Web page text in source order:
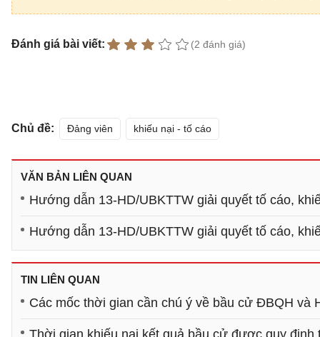
Đánh giá bài viết: (2 đánh giá)
Chủ đề: Đảng viên khiếu nại - tố cáo
VĂN BẢN LIÊN QUAN
Hướng dẫn 13-HD/UBKTTW giải quyết tố cáo,
Hướng dẫn 13-HD/UBKTTW giải quyết tố cáo,
TIN LIÊN QUAN
Các mốc thời gian cần chú ý về bầu cử ĐBQH và
Thời gian khiếu nại kết quả bầu cử được quy